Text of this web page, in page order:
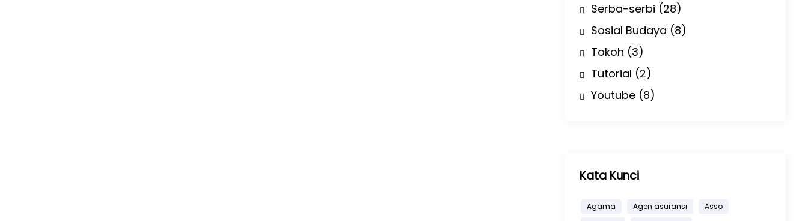
Serba-serbi (28)
Sosial Budaya (8)
Tokoh (3)
Tutorial (2)
Youtube (8)
Kata Kunci
Agama Agen asuransi
Asso